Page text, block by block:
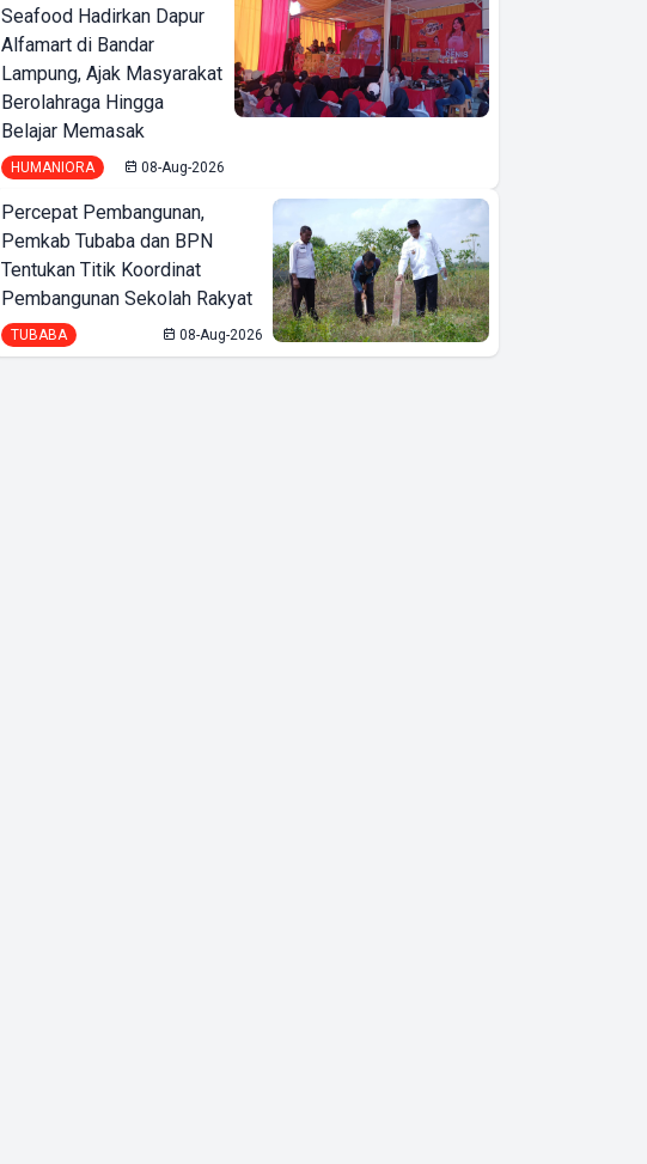
Seafood Hadirkan Dapur
Alfamart di Bandar
Lampung, Ajak Masyarakat
Berolahraga Hingga
Belajar Memasak
HUMANIORA 08-Aug-2026
Percepat Pembangunan,
Pemkab Tubaba dan BPN
Tentukan Titik Koordinat
Pembangunan Sekolah Rakyat
TUBABA 08-Aug-2026